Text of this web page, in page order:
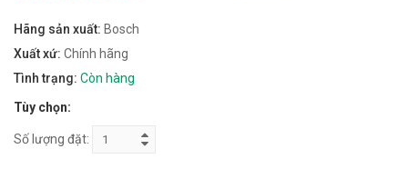
Hãng sản xuất: Bosch
Xuất xứ: Chính hãng
Tình trạng: Còn hàng
Tùy chọn:
Số lượng đặt: